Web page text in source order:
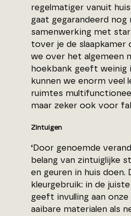
regelmatiger vanuit
gaat gegarandeerd
samenwerking met
tover je de
we over het algemeen
hoekbank geeft weinig
kunnen we enorm veel
ruimtes
maar zeker ook voor
Zintuigen
‘Door genoemde
belang van zintuiglijke
en geuren in huis
kleurgebruik: in de
geeft invulling aan
aaibare materialen als